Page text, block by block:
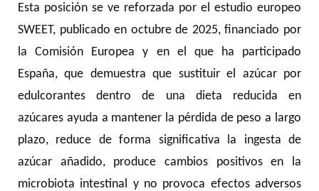
Esta posición se ve reforzada por el estudio europeo
SWEET, publicado en octubre de 2025, financiado por
la Comisión Europea y en el que ha participado
España, que demuestra que sustituir el azúcar por
edulcorantes dentro de una dieta reducida en
azúcares ayuda a mantener la pérdida de peso a largo
plazo, reduce de forma significativa la ingesta de
azúcar añadido, produce cambios positivos en la
microbiota intestinal y no provoca efectos adversos